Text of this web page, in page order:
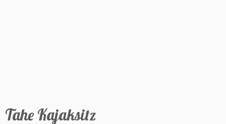
Tahe Kajaksitz